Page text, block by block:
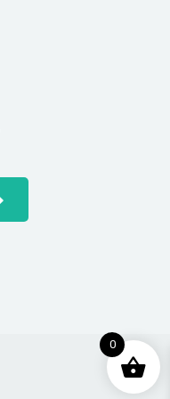
0